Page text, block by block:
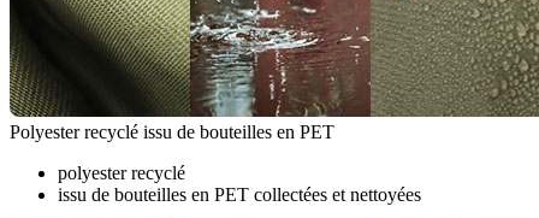
Polyester recyclé issu de bouteilles en PET
polyester recyclé
issu de bouteilles en PET collectées et nettoyées